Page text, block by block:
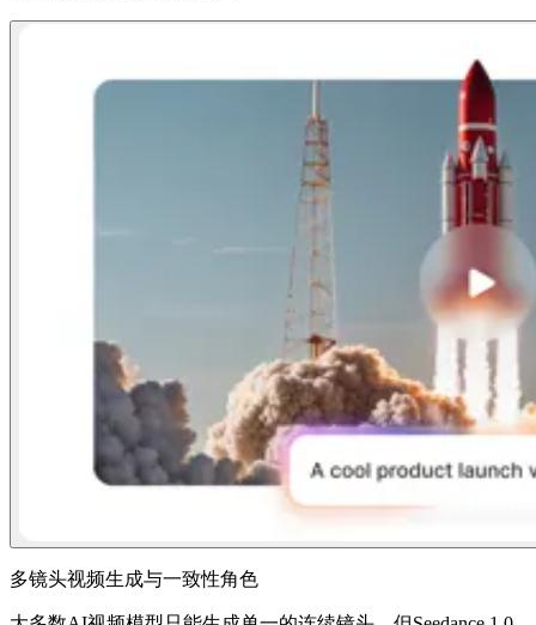
多镜头视频生成与一致性角色